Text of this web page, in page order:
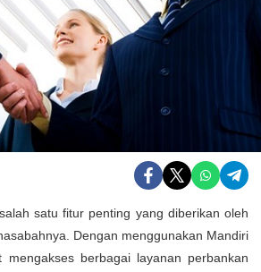
satu fitur penting yang diberikan oleh
Dengan menggunakan Mandiri
mengakses berbagai layanan perbankan